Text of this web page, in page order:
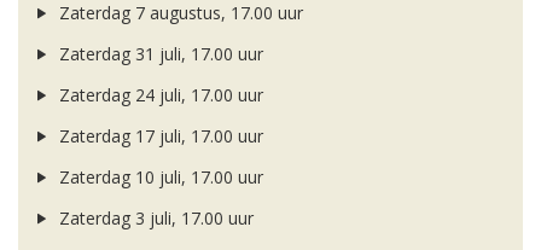
Zaterdag 7 augustus, 17.00 uur
Zaterdag 31 juli, 17.00 uur
Zaterdag 24 juli, 17.00 uur
Zaterdag 17 juli, 17.00 uur
Zaterdag 10 juli, 17.00 uur
Zaterdag 3 juli, 17.00 uur